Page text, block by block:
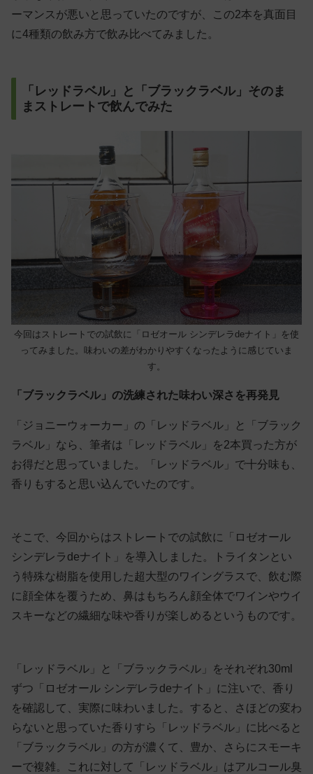
ーマンスが悪いと思っていたのですが、この2本を真面目
に4種類の飲み方で飲み比べてみました。
「レッドラベル」と「ブラックラベル」そのま
まストレートで飲んでみた
今回はストレートでの試飲に「ロゼオール シンデレラdeナイト」を使
ってみました。味わいの差がわかりやすくなったように感じていま
す。
「ブラックラベル」の洗練された味わい深さを再発見
「ジョニーウォーカー」の「レッドラベル」と「ブラック
ラベル」なら、筆者は「レッドラベル」を2本買った方が
お得だと思っていました。「レッドラベル」で十分味も、
香りもすると思い込んでいたのです。
そこで、今回からはストレートでの試飲に「ロゼオール
シンデレラdeナイト」を導入しました。トライタンとい
う特殊な樹脂を使用した超大型のワイングラスで、飲む際
に顔全体を覆うため、鼻はもちろん顔全体でワインやウイ
スキーなどの繊細な味や香りが楽しめるというものです。
「レッドラベル」と「ブラックラベル」をそれぞれ30ml
ずつ「ロゼオール シンデレラdeナイト」に注いで、香り
を確認して、実際に味わいました。すると、さほどの変わ
らないと思っていた香りすら「レッドラベル」に比べると
「ブラックラベル」の方が濃くて、豊か、さらにスモーキ
ーで複雑。これに対して「レッドラベル」はアルコール臭